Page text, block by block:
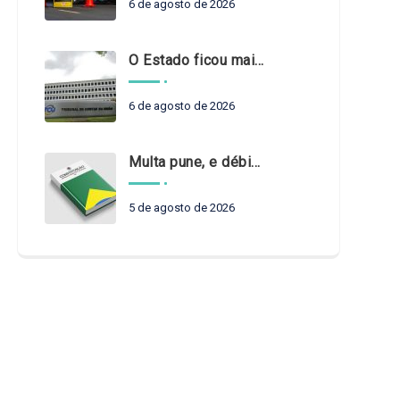
6 de agosto de 2026
O Estado ficou mais complexo. O controle precisa acompanhar
6 de agosto de 2026
Multa pune, e débito recompõe. § 3º do art. 71 da Constituição: um problema de legística formal
5 de agosto de 2026